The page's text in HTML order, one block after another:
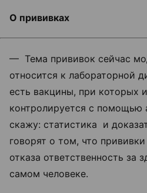
О прививках
— Тема прививок сейчас
относится к лабораторной
есть вакцины, при которых
контролируется с помощью
скажу: статистика и
говорят о том, что
отказа ответственность за
самом человеке.